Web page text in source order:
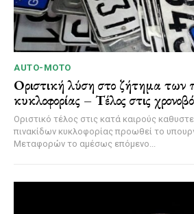
AUTO-MOTO
Οριστική λύση στο ζήτημα των
κυκλοφορίας – Τέλος στις
Οριστικό τέλος στις κατά καιρούς
πινακίδων κυκλοφορίας προωθεί το
Μεταφορών το αμέσως επόμενο...